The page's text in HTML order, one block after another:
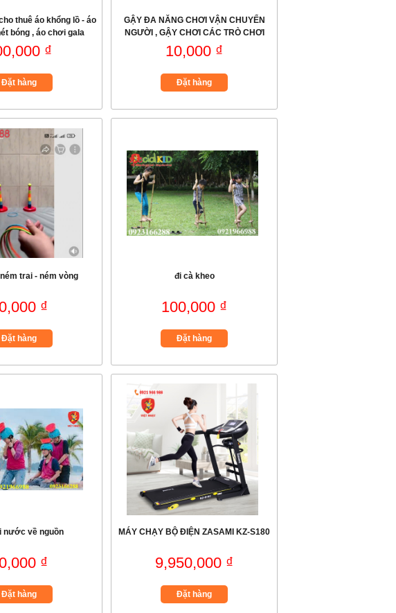
thuê áo khổng lồ - áo
bóng , áo chơi gala
₫
Đặt hàng
GẬY ĐA NĂNG CHƠI VẬN CHUYỂN
NGƯỜI , GẬY CHƠI CÁC TRÒ CHƠI
VẬN ĐỘNG
10,000 ₫
Đặt hàng
trai - ném vòng
₫
Đặt hàng
đi cà kheo
100,000 ₫
Đặt hàng
nước về nguồn
₫
Đặt hàng
MÁY CHẠY BỘ ĐIỆN ZASAMI KZ-S180
9,950,000 ₫
Đặt hàng